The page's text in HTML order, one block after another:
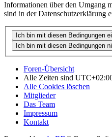
Informationen über den Umgang
sind in der Datenschutzerklärung
Foren-Übersicht
Alle Zeiten sind
Alle Cookies löschen
Mitglieder
Das Team
Impressum
Kontakt